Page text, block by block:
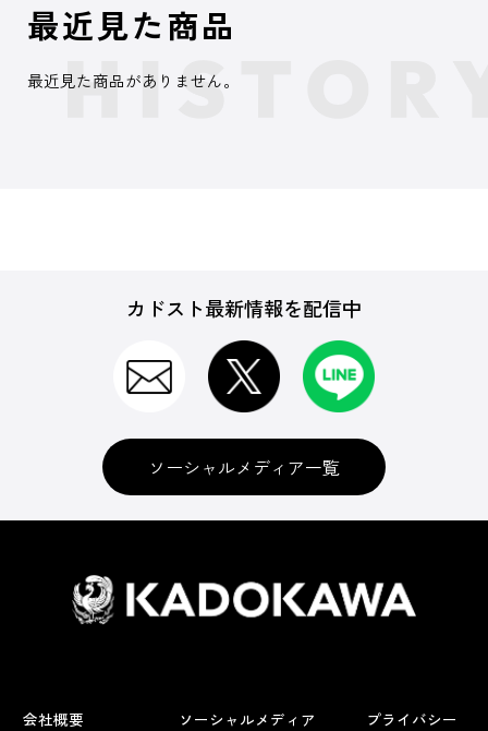
最近見た商品
最近見た商品がありません。
カドスト最新情報を配信中
ソーシャルメディア一覧
会社概要 ソーシャルメディア
プライバシー